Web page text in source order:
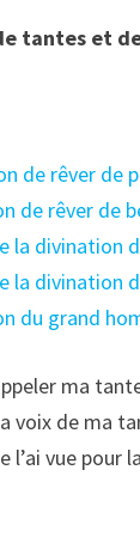
tantes et
de rêver de
de rêver de
la divination
la divination
du grand
ma
voix de ma
l’ai vue